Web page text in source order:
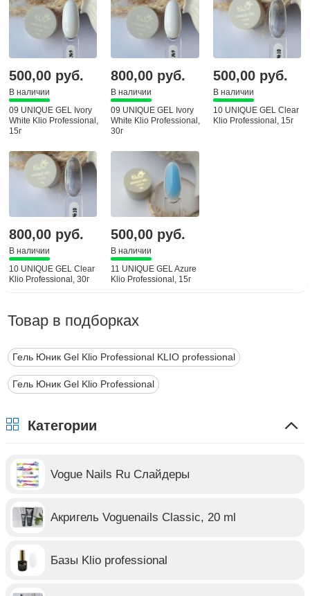
500,00 руб.
В наличии
09 UNIQUE GEL Ivory
White Klio Professional,
15г
800,00 руб.
В наличии
09 UNIQUE GEL Ivory
White Klio Professional,
30г
500,00 руб.
В наличии
10 UNIQUE GEL Clear
Klio Professional, 15г
800,00 руб.
В наличии
10 UNIQUE GEL Clear
Klio Professional, 30г
500,00 руб.
В наличии
11 UNIQUE GEL Azure
Klio Professional, 15г
Товар в подборках
Гель Юник Gel Klio Professional KLIO professional
Гель Юник Gel Klio Professional
Категории
Vogue Nails Ru Слайдеры
Акригель Voguenails Classic, 20 ml
Базы Klio professional